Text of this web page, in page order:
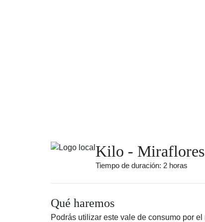
Kilo - Miraflores
Tiempo de duración: 2 horas
Qué haremos
Podrás utilizar este vale de consumo por